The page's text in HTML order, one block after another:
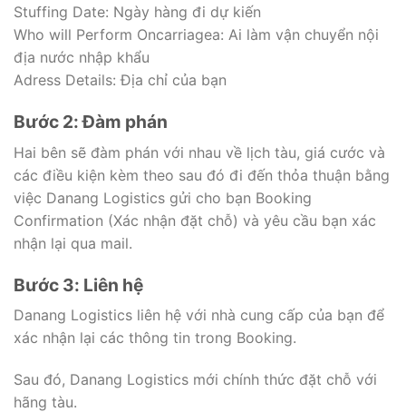
Stuffing Date: Ngày hàng đi dự kiến
Who will Perform Oncarriagea: Ai làm vận chuyển nội
địa nước nhập khẩu
Adress Details: Địa chỉ của bạn
Bước 2: Đàm phán
Hai bên sẽ đàm phán với nhau về lịch tàu, giá cước và
các điều kiện kèm theo sau đó đi đến thỏa thuận bằng
việc Danang Logistics gửi cho bạn Booking
Confirmation (Xác nhận đặt chỗ) và yêu cầu bạn xác
nhận lại qua mail.
Bước 3: Liên hệ
Danang Logistics liên hệ với nhà cung cấp của bạn để
xác nhận lại các thông tin trong Booking.
Sau đó, Danang Logistics mới chính thức đặt chỗ với
hãng tàu.